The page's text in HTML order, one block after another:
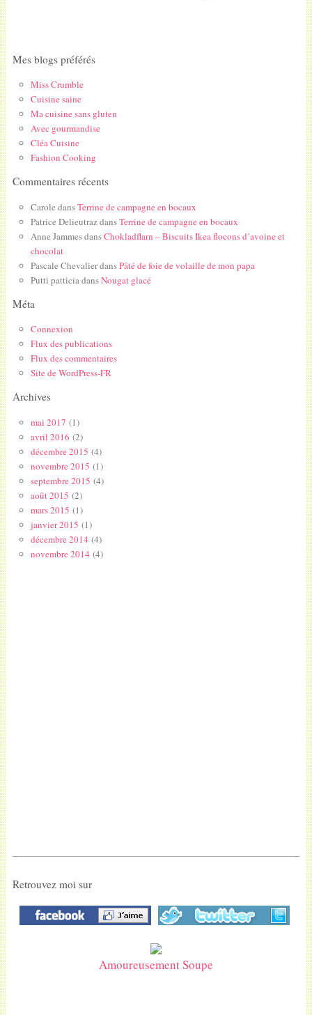
Mes blogs préférés
Miss Crumble
Cuisine saine
Ma cuisine sans gluten
Avec gourmandise
Cléa Cuisine
Fashion Cooking
Commentaires récents
Carole dansTerrine de campagne en bocaux
Patrice DelieutrazdansTerrine de campagne en bocaux
Anne JammesdansChokladflarn – Biscuits Ikea flocons d’avoine et
chocolat
Pascale ChevalierdansPâté de foie de volaille de mon papa
Putti patticia dansNougat glacé
Méta
Connexion
Flux des publications
Flux des commentaires
Site de WordPress-FR
Archives
mai 2017 (1)
avril 2016 (2)
décembre 2015 (4)
novembre 2015 (1)
septembre 2015 (4)
août 2015 (2)
mars 2015 (1)
janvier 2015 (1)
décembre 2014(4)
novembre 2014(4)
Retrouvez moi sur
Amoureusement Soupe